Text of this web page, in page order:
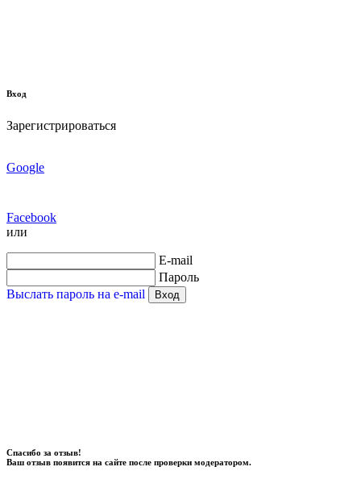
Вход
Зарегистрироваться
Google
Facebook
или
E-mail
Пароль
Выслать пароль на e-mail
Вход
Спасибо за отзыв!
Ваш отзыв появится на сайте после проверки модератором.